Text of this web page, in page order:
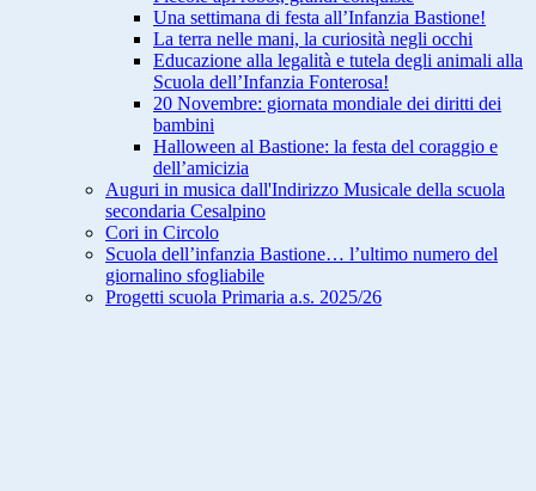
Una settimana di festa all’Infanzia Bastione!
La terra nelle mani, la curiosità negli occhi
Educazione alla legalità e tutela degli animali alla
Scuola dell’Infanzia Fonterosa!
20 Novembre: giornata mondiale dei diritti dei
bambini
Halloween al Bastione: la festa del coraggio e
dell’amicizia
Auguri in musica dall'Indirizzo Musicale della scuola
secondaria Cesalpino
Cori in Circolo
Scuola dell’infanzia Bastione… l’ultimo numero del
giornalino sfogliabile
Progetti scuola Primaria a.s. 2025/26